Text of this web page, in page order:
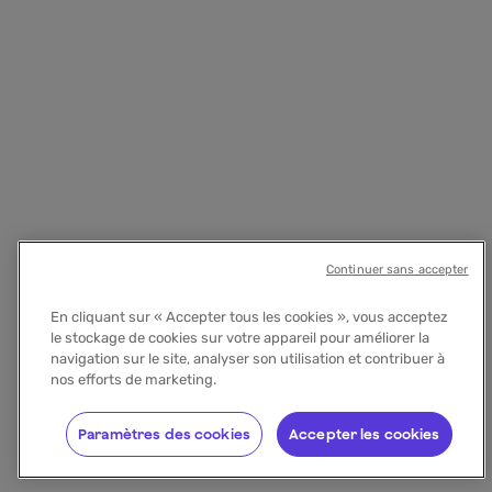
En cliquant sur « Accepter tous les cookies », vous acceptez
le stockage de cookies sur votre appareil pour améliorer la
navigation sur le site, analyser son utilisation et contribuer à
nos efforts de marketing.
Accepter les cookies
Paramètres des cookies
Continuer sans accepter